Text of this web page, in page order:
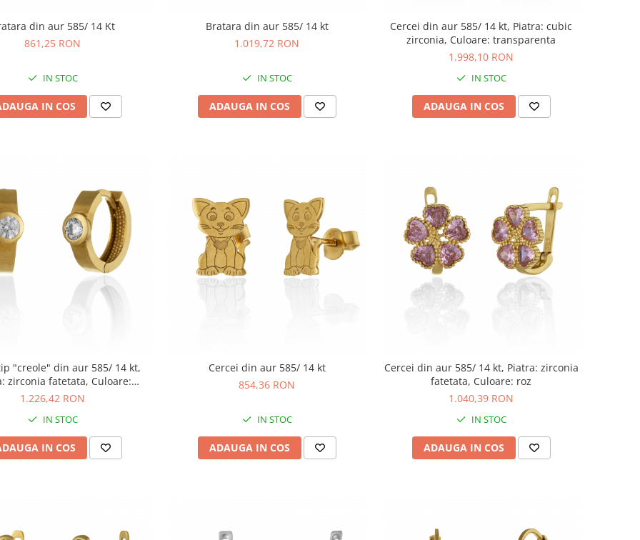
din aur 585/ 14 Kt
861,25 RON
IN STOC
IN COS
Bratara din aur 585/ 14 kt
1.019,72 RON
IN STOC
ADAUGA IN COS
Cercei din aur 585/ 14 kt, Piatra: cubic
zirconia, Culoare: transparenta
1.998,10 RON
IN STOC
ADAUGA IN COS
"creole" din aur 585/ 14 kt,
zirconia fatetata, Culoare:
transparenta
1.226,42 RON
IN STOC
IN COS
Cercei din aur 585/ 14 kt
854,36 RON
IN STOC
ADAUGA IN COS
Cercei din aur 585/ 14 kt, Piatra: zirconia
fatetata, Culoare: roz
1.040,39 RON
IN STOC
ADAUGA IN COS